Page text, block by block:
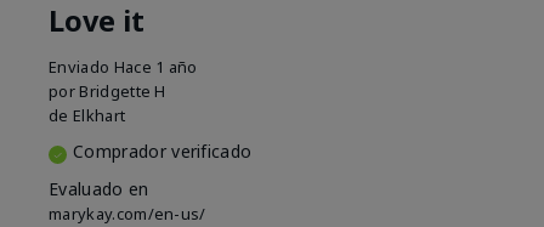
Love it
Enviado Hace 1 año
por Bridgette H
de Elkhart
Comprador verificado
Evaluado en
marykay.com/en-us/